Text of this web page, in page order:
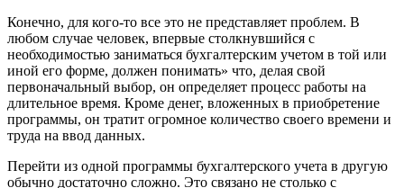
Конечно, для кого-то все это не представляет проблем. В
любом случае человек, впервые столкнувшийся с
необходимостью заниматься бухгалтерским учетом в той или
иной его форме, должен понимать» что, делая свой
первоначальный выбор, он определяет процесс работы на
длительное время. Кроме денег, вложенных в приобретение
программы, он тратит огромное количество своего времени и
труда на ввод данных.
Перейти из одной программы бухгалтерского учета в другую
обычно достаточно сложно. Это связано не столько с